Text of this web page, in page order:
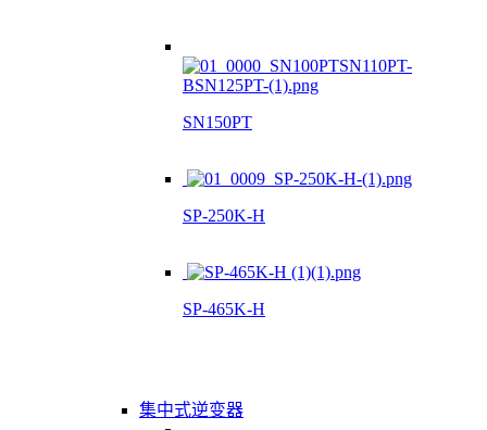
SN150PT
SP-250K-H
SP-465K-H
集中式逆变器